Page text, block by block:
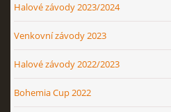
Halové závody 2023/2024
Venkovní závody 2023
Halové závody 2022/2023
Bohemia Cup 2022